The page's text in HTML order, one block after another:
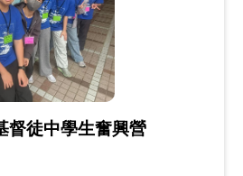
督徒中學生奮興營